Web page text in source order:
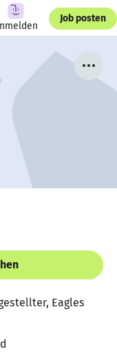
Job posten
Eagles